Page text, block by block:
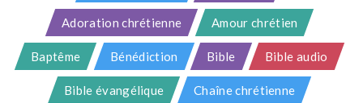
Adoration chrétienne Amour chrétien
Baptême Bénédiction Bible Bible audio
Bible évangélique Chaîne chrétienne